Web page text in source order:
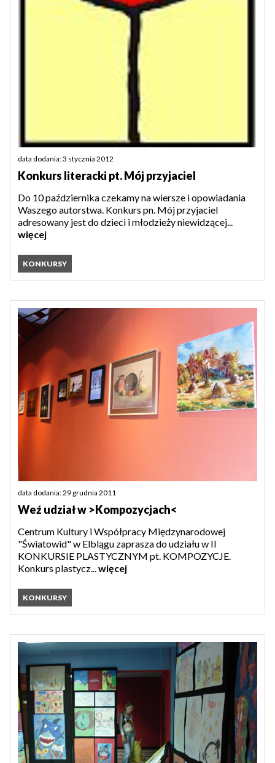
data dodania: 3 stycznia 2012
Konkurs literacki pt. Mój przyjaciel
Do 10 października czekamy na wiersze i opowiadania
Waszego autorstwa. Konkurs pn. Mój przyjaciel
adresowany jest do dzieci i młodzieży niewidzącej...
więcej
KONKURSY
data dodania: 29 grudnia 2011
Weź udział w >Kompozycjach<
Centrum Kultury i Współpracy Międzynarodowej
"Światowid" w Elblągu zaprasza do udziału w II
KONKURSIE PLASTYCZNYM pt. KOMPOZYCJE.
Konkurs plastycz...więcej
KONKURSY